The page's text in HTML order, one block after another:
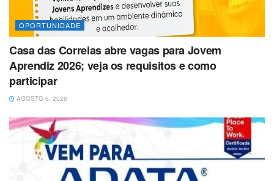
OPORTUNIDADE
Casa das Correias abre vagas para Jovem
Aprendiz 2026; veja os requisitos e como
participar
AGOSTO 6, 2026